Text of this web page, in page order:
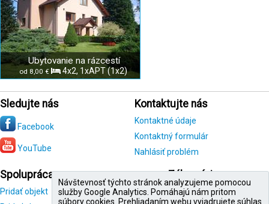
Ubytovanie na rázcestí
od 8,00 € 4x2, 1xAPT (1x2)
Sledujte nás
Facebook
YouTube
Kontaktujte nás
Kontaktné údaje
Kontaktný formulár
Nahlásiť problém
Spolupráca
Pridať objekt
Zákazníci
Registrácia
zákazníka
Návštevnosť týchto stránok analyzujeme pomocou
služby Google Analytics. Pomáhajú nám pritom
súbory cookies. Prehliadaním webu vyjadrujete súhlas